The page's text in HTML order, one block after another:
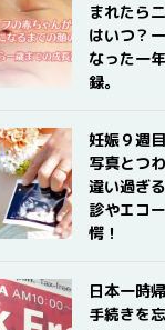
まれたら
はいつ？
なった一
録。
妊娠９週
写真とつ
違い過ぎ
診やエコ
愕！
日本一時
手続きを